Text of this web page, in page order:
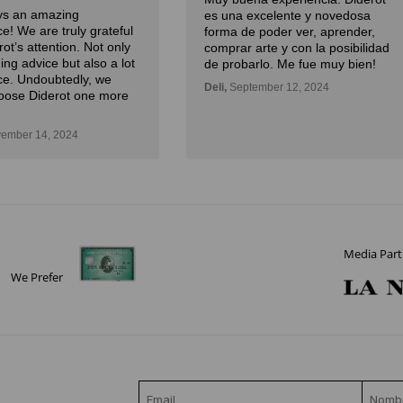
excelente y novedosa
de poder ver, aprender,
arte y con la posibilidad
Me fue muy bien!
September 12, 2024
especialmente por la
experta y la atención.
Julian,November 01, 2024
We Prefer
Media